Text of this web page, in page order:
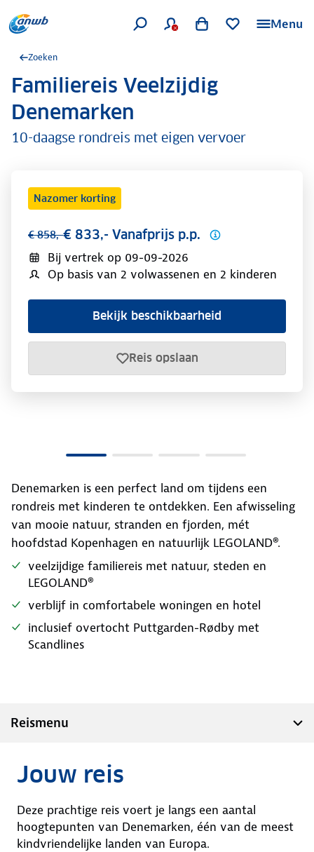
Menu
Zoeken
.Familiereis Veelzijdig
Denemarken
10-daagse rondreis met eigen vervoer
Nazomer korting
€ 858,-€ 833,- Vanafprijs p.p.
Bij vertrek op 09-09-2026
Op basis van 2 volwassenen en 2 kinderen
Bekijk beschikbaarheid
Reis opslaan
Denemarken is een perfect land om tijdens een
rondreis met kinderen te ontdekken. Een afwisseling
van mooie natuur, stranden en fjorden, mét
hoofdstad Kopenhagen en natuurlijk LEGOLAND®.
veelzijdige familiereis met natuur, steden en
LEGOLAND®
verblijf in comfortabele woningen en hotel
inclusief overtocht Puttgarden-Rødby met
Scandlines
Reismenu
Jouw reis
Deze prachtige reis voert je langs een aantal
hoogtepunten van Denemarken, één van de meest
kindvriendelijke landen van Europa.